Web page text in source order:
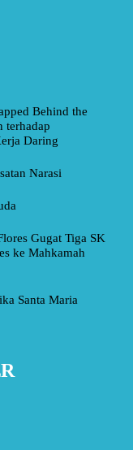
Behind the
terhadap
Daring
Narasi
Gugat Tiga SK
ke Mahkamah
Santa Maria